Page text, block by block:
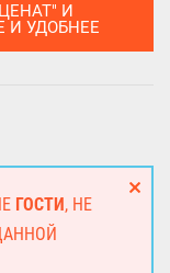
И
И УДОБНЕЕ
ГОСТИ, НЕ